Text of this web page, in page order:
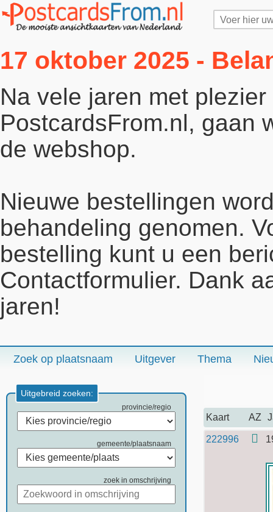
17 oktober 2025 -
Na vele jaren met
PostcardsFrom.nl, gaan
de webshop.
Nieuwe bestellingen
behandeling genomen.
bestelling kunt u een
Contactformulier. Dank
jaren!
Zoek op plaatsnaam Uitgever Thema
Uitgebreid zoeken:
provincie/regio
gemeente/plaatsnaam
zoek in omschrijving
Kaart AZ
222996